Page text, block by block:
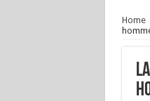
Home